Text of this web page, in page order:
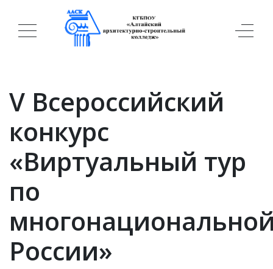
V Всероссийский
конкурс
«Виртуальный тур
по
России»